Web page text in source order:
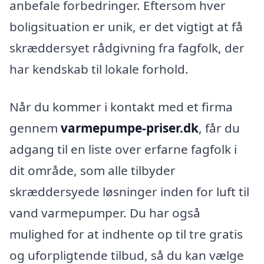
anbefale forbedringer. Eftersom hver
boligsituation er unik, er det vigtigt at få
skræddersyet rådgivning fra fagfolk, der
har kendskab til lokale forhold.
Når du kommer i kontakt med et firma
gennem varmepumpe-priser.dk, får du
adgang til en liste over erfarne fagfolk i
dit område, som alle tilbyder
skræddersyede løsninger inden for luft til
vand varmepumper. Du har også
mulighed for at indhente op til tre gratis
og uforpligtende tilbud, så du kan vælge